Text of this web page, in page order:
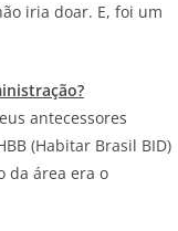
iria doar. E, foi um
antecessores
(Habitar Brasil BID)
da área era o